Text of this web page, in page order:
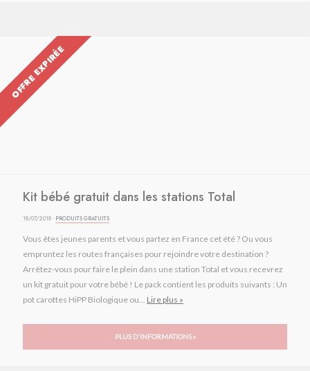
OFFRE EXPIRÉE
Kit bébé gratuit dans les stations Total
18/07/2018 · PRODUITS GRATUITS
Vous êtes jeunes parents et vous partez en France cet été ? Ou vous
empruntez les routes françaises pour rejoindre votre destination ?
Arrêtez-vous pour faire le plein dans une station Total et vous recevrez
un kit gratuit pour votre bébé ! Le pack contient les produits suivants : Un
pot carottes HiPP Biologique ou... Lire plus »
PLUS D'INFORMATIONS »